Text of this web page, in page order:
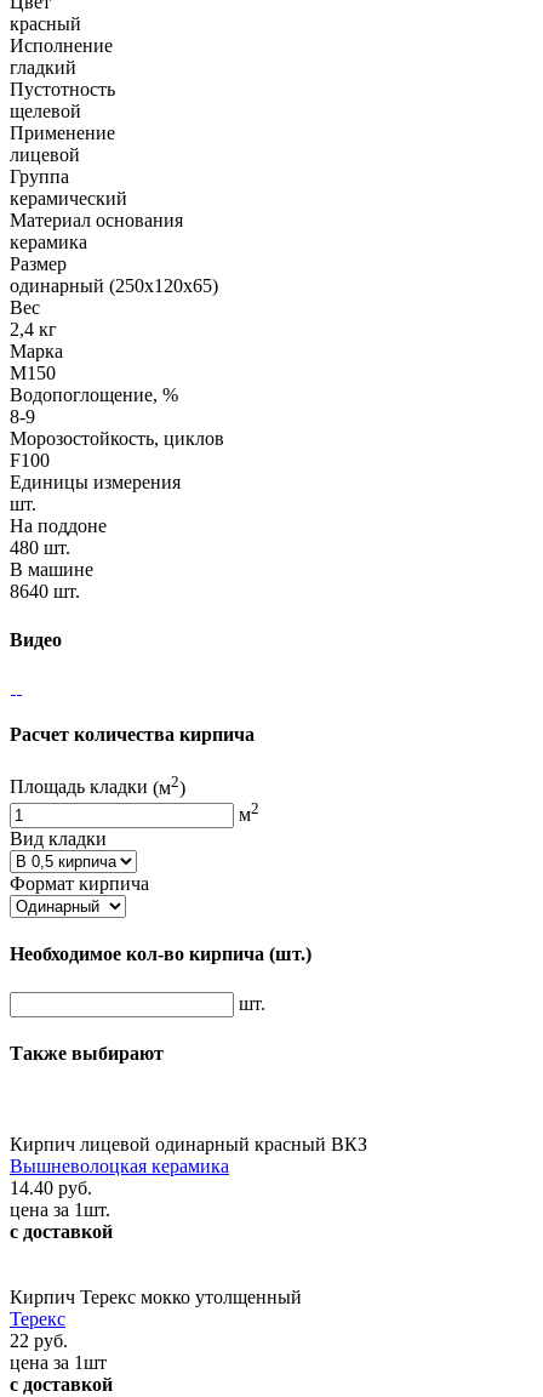
красный
Исполнение
гладкий
Пустотность
щелевой
Применение
лицевой
Группа
керамический
Материал основания
керамика
Размер
одинарный (250х120х65)
Вес
2,4 кг
Марка
М150
Водопоглощение, %
8-9
Морозостойкость, циклов
F100
Единицы измерения
шт.
На поддоне
480 шт.
В машине
8640 шт.
Видео
Расчет количества кирпича
Площадь кладки (м2)
м2
Вид кладки
Формат кирпича
Необходимое кол-во кирпича (шт.)
шт.
Также выбирают
Кирпич лицевой одинарный красный ВКЗ
Вышневолоцкая керамика
14.40 руб.
цена за 1шт.
с доставкой
Кирпич Терекс мокко утолщенный
Терекс
22 руб.
цена за 1шт
с доставкой